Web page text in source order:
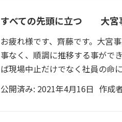
すべての先頭に立つ 大宮
お疲れ様です、齊藤です。大宮
事なく、順調に推移する事がで
ば現場中止だけでなく社員の命
公開済み: 2021年4月16日 作成